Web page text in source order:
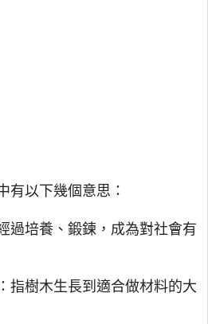
有以下幾個意思：
過培養、鍛鍊，成為對社會有
指樹木生長到適合做材料的大